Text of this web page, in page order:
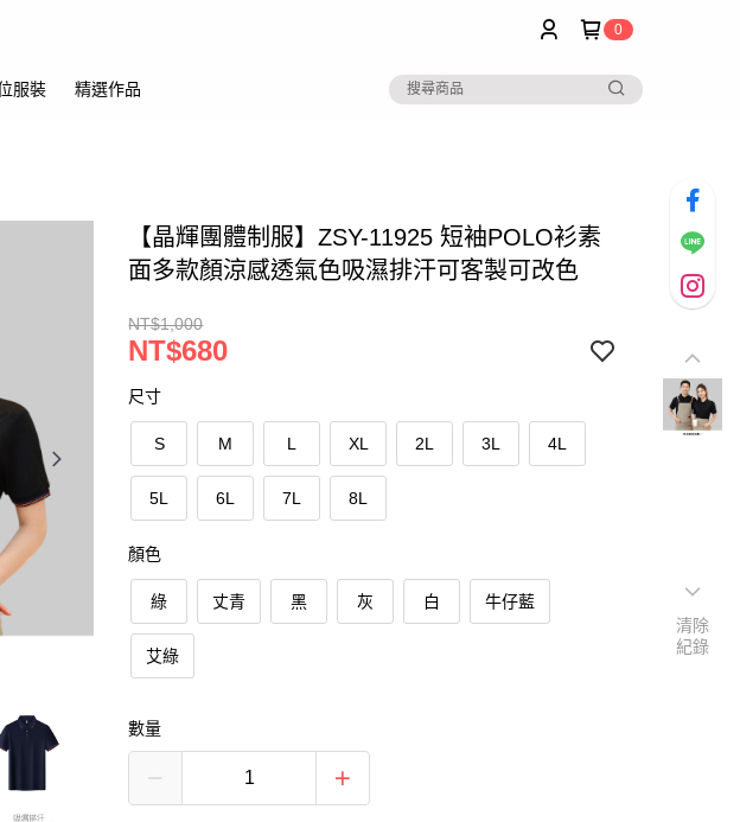
0
服裝 精選作品
【晶輝團體制服】ZSY-11925 短袖POLO衫素
面多款顏涼感透氣色吸濕排汗可客製可改色
NT$1,000
NT$680
尺寸
S M L XL 2L 3L 4L
5L 6L 7L 8L
顏色
綠 丈青 黑 灰 白 牛仔藍
艾綠
數量
清除
紀錄